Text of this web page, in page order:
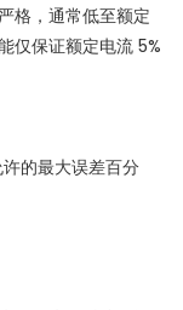
格，通常低至额定
仅保证额定电流 5%
的最大误差百分